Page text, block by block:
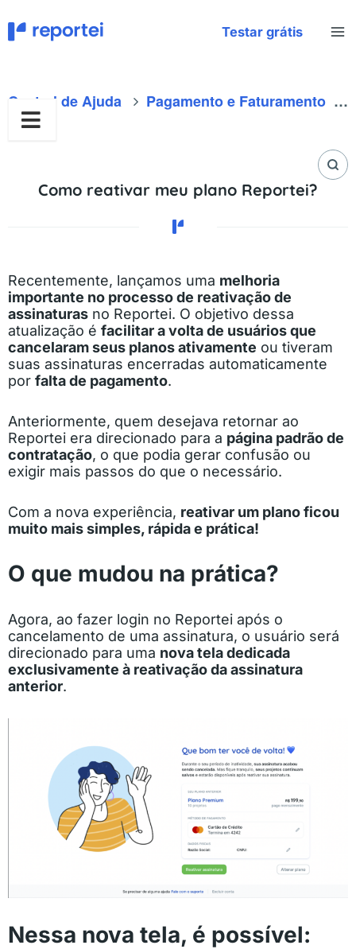
para
Testar grátis
Central de Ajuda Pagamento e Faturamento
Como reativar meu plano Reportei?
Recentemente, lançamos uma melhoria
importante no processo de reativação de
assinaturas no Reportei. O objetivo dessa
atualização é facilitar a volta de usuários que
cancelaram seus planos ativamente ou tiveram
suas assinaturas encerradas automaticamente
por falta de pagamento.
Anteriormente, quem desejava retornar ao
Reportei era direcionado para a página padrão de
contratação, o que podia gerar confusão ou
exigir mais passos do que o necessário.
Com a nova experiência, reativar um plano ficou
muito mais simples, rápida e prática!
O que mudou na prática?
Agora, ao fazer login no Reportei após o
cancelamento de uma assinatura, o usuário será
direcionado para uma nova tela dedicada
exclusivamente à reativação da assinatura
anterior.
Nessa nova tela, é possível: